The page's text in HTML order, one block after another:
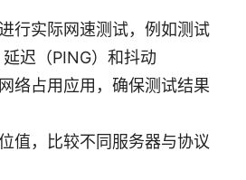
行实际网速测试，例如测试
迟（PING）和抖动
络占用应用，确保测试结果
值，比较不同服务器与协议